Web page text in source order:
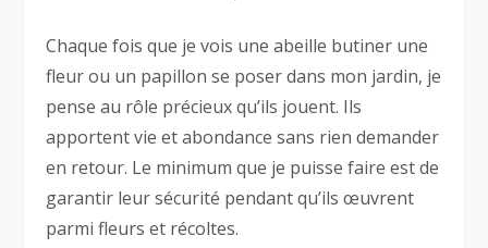
Chaque fois que je vois une abeille butiner une
fleur ou un papillon se poser dans mon jardin, je
pense au rôle précieux qu’ils jouent. Ils
apportent vie et abondance sans rien demander
en retour. Le minimum que je puisse faire est de
garantir leur sécurité pendant qu’ils œuvrent
parmi fleurs et récoltes.